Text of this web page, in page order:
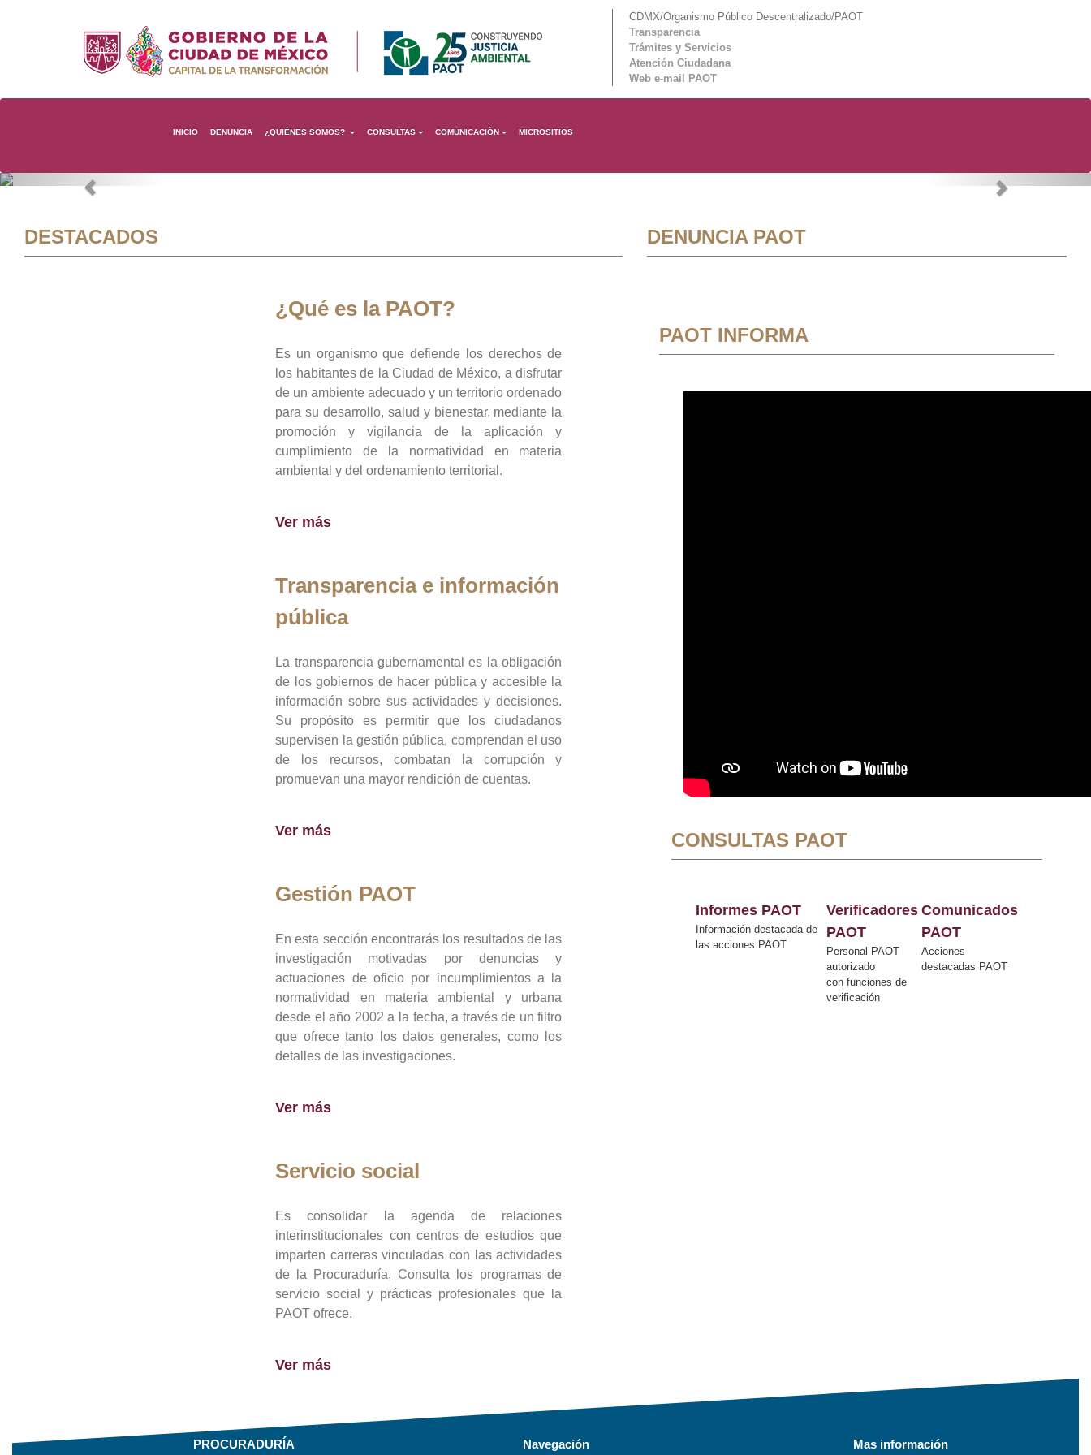
CDMX/Organismo Público Descentralizado/PAOT
Transparencia
Trámites y Servicios
Atención Ciudadana
Web e-mail PAOT
INICIO DENUNCIA ¿QUIÉNES SOMOS? CONSULTAS COMUNICACIÓN MICROSITIOS
Previous Next
DESTACADOS
¿Qué es la PAOT?
Es un organismo que defiende los derechos de
los habitantes de la Ciudad de México, a disfrutar
de un ambiente adecuado y un territorio ordenado
para su desarrollo, salud y bienestar, mediante la
promoción y vigilancia de la aplicación y
cumplimiento de la normatividad en materia
ambiental y del ordenamiento territorial.
Ver más
Transparencia e información
pública
La transparencia gubernamental es la obligación
de los gobiernos de hacer pública y accesible la
información sobre sus actividades y decisiones.
Su propósito es permitir que los ciudadanos
supervisen la gestión pública, comprendan el uso
de los recursos, combatan la corrupción y
promuevan una mayor rendición de cuentas.
Ver más
Gestión PAOT
En esta sección encontrarás los resultados de las
investigación motivadas por denuncias y
actuaciones de oficio por incumplimientos a la
normatividad en materia ambiental y urbana
desde el año 2002 a la fecha, a través de un filtro
que ofrece tanto los datos generales, como los
detalles de las investigaciones.
Ver más
Servicio social
Es consolidar la agenda de relaciones
interinstitucionales con centros de estudios que
imparten carreras vinculadas con las actividades
de la Procuraduría, Consulta los programas de
servicio social y prácticas profesionales que la
PAOT ofrece.
Ver más
DENUNCIA PAOT
PAOT INFORMA
CONSULTAS PAOT
Informes PAOT
Información destacada de
las acciones PAOT
Verificadores
PAOT
Personal PAOT
autorizado
con funciones de
verificación
Comunicados
PAOT
Acciones
destacadas PAOT
PROCURADURÍA Navegación Mas información